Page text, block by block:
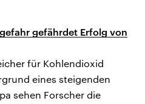
gefährdet Erfolg von
für Kohlendioxid
eines steigenden
sehen Forscher die